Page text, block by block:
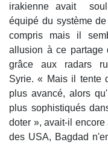
irakienne avait
équipé du système
compris mais il
allusion à ce partage
grâce aux radars
Syrie. « Mais il tente
plus avancé, alors
plus sophistiqués
doter », avait-il
des USA, Bagdad